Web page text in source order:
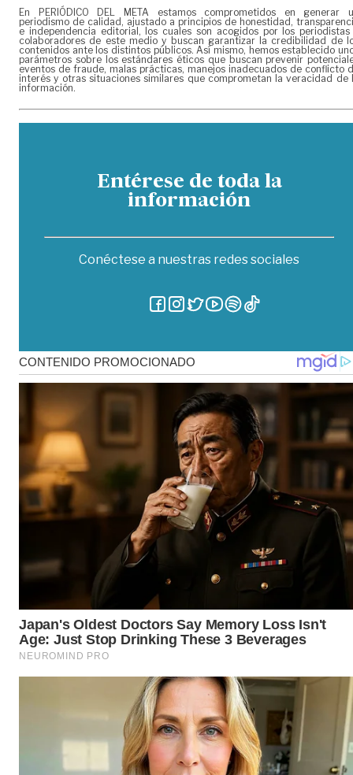
En PERIÓDICO DEL META estamos comprometidos en generar
periodismo de calidad, ajustado a principios de honestidad,
e independencia editorial, los cuales son acogidos por los periodistas
colaboradores de este medio y buscan garantizar la credibilidad de
contenidos ante los distintos públicos. Así mismo, hemos establecido
parámetros sobre los estándares éticos que buscan prevenir
eventos de fraude, malas prácticas, manejos inadecuados de conflicto
interés y otras situaciones similares que comprometan la veracidad de
información.
Entérese de toda la
información
Conéctese a nuestras redes sociales